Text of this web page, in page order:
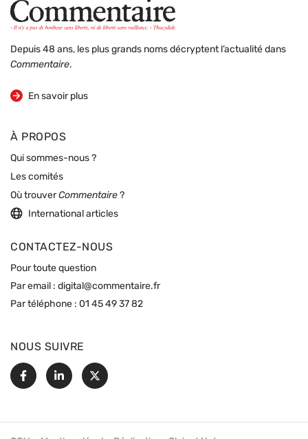
Depuis 48 ans, les plus grands noms décryptent l’actualité dans
Commentaire.
En savoir plus
sur la revue
À PROPOS
Qui sommes-nous ?
Les comités
Où trouverCommentaire ?
International articles
CONTACTEZ-NOUS
Pour toute question
Par email : digital@commentaire.fr
Par téléphone : 01 45 49 37 82
NOUS SUIVRE
FacebookLinkedin
X